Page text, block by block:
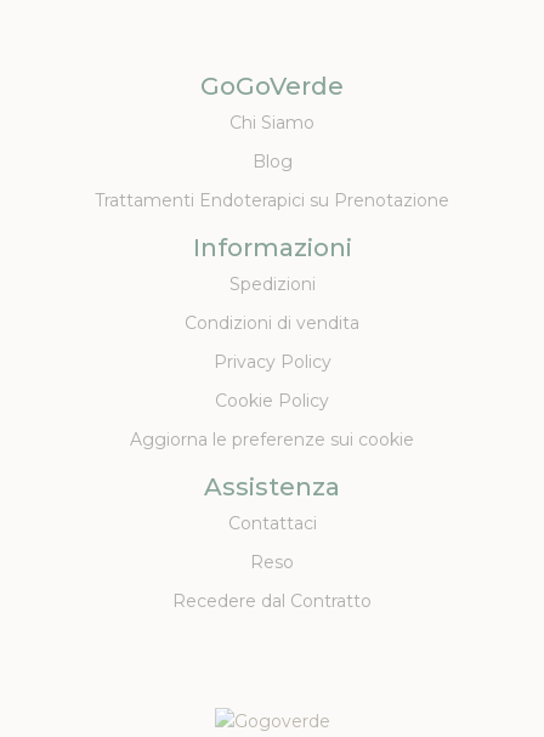
GoGoVerde
Chi Siamo
Blog
Trattamenti Endoterapici su Prenotazione
Informazioni
Spedizioni
Condizioni di vendita
Privacy Policy
Cookie Policy
Aggiorna le preferenze sui cookie
Assistenza
Contattaci
Reso
Recedere dal Contratto